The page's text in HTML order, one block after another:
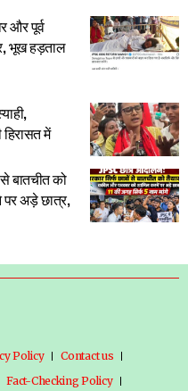
और पूर्व
भूख हड़ताल
में
बातचीत को
अड़े छात्र,
Policy
Contact us
Fact-Checking Policy